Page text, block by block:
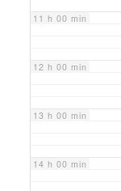
11 h 00 min
12 h 00 min
13 h 00 min
14 h 00 min